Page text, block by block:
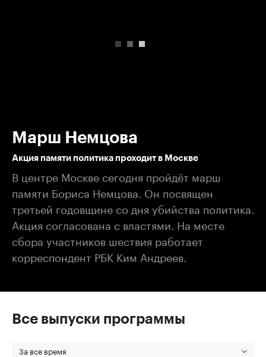
Марш Немцова
Акция памяти политика проходит в Москве
В центре Москве сегодня пройдёт марш
памяти Бориса Немцова. Он посвящен
третьей годовщине со дня убийства политика.
Акция согласована с властями. На месте
сбора участников шествия работает
корреспондент РБК Ким Андреев.
Все выпуски программы
За все время